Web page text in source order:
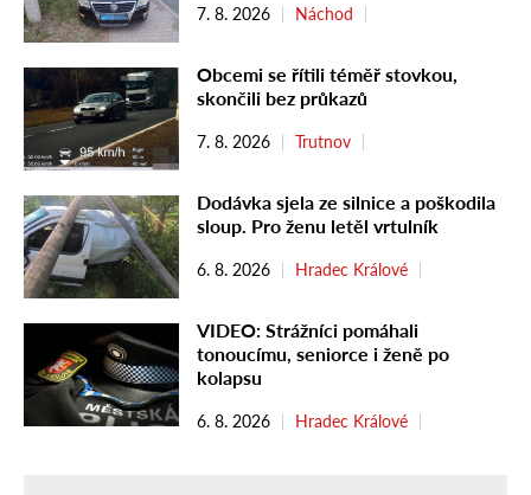
7. 8. 2026 Náchod
Obcemi se řítili téměř stovkou,
skončili bez průkazů
7. 8. 2026 Trutnov
Dodávka sjela ze silnice a poškodila
sloup. Pro ženu letěl vrtulník
6. 8. 2026 Hradec Králové
VIDEO: Strážníci pomáhali
tonoucímu, seniorce i ženě po
kolapsu
6. 8. 2026 Hradec Králové